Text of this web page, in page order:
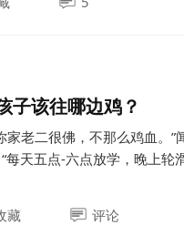
子该往哪边鸡？
家老二很佛，不那么鸡血。
天五点-六点放学，晚上轮
藏 评论